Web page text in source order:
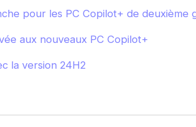
pour les PC Copilot+ de deuxième
aux nouveaux PC Copilot+
la version 24H2